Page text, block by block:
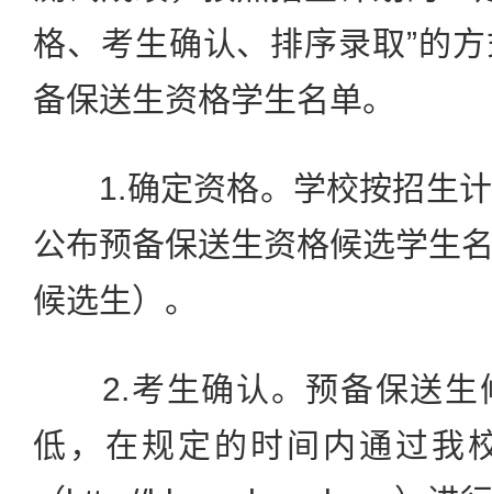
格、考生确认、排序录取”的
备保送生资格学生名单。
1.确定资格。学校按招生计
公布预备保送生资格候选学生
候选生）。
2.考生确认。预备保送生
低，在规定的时间内通过我